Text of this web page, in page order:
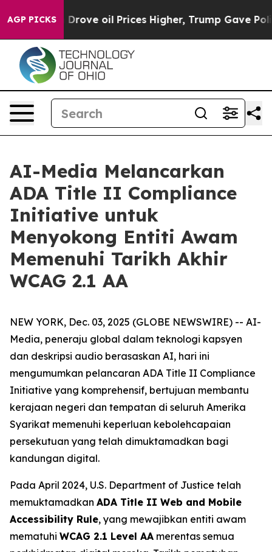
AGP PICKS
Iran Drove oil Prices Higher, Trump Gave
AI-Media Melancarkan
ADA Title II Compliance
Initiative untuk
Menyokong Entiti Awam
Memenuhi Tarikh Akhir
WCAG 2.1 AA
NEW YORK, Dec. 03, 2025 (GLOBE NEWSWIRE) -- AI-
Media, peneraju global dalam teknologi kapsyen
dan deskripsi audio berasaskan AI, hari ini
mengumumkan pelancaran ADA Title II Compliance
Initiative yang komprehensif, bertujuan membantu
kerajaan negeri dan tempatan di seluruh Amerika
Syarikat memenuhi keperluan kebolehcapaian
persekutuan yang telah dimuktamadkan bagi
kandungan digital.
Pada April 2024, U.S. Department of Justice telah
memuktamadkan ADA Title II Web and Mobile
Accessibility Rule, yang mewajibkan entiti awam
mematuhi WCAG 2.1 Level AA merentas semua